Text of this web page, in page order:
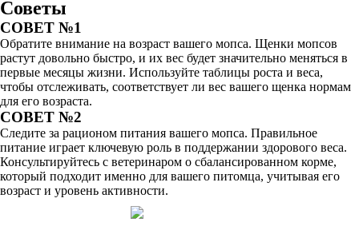
Советы
СОВЕТ №1
Обратите внимание на возраст вашего мопса. Щенки мопсов
растут довольно быстро, и их вес будет значительно меняться в
первые месяцы жизни. Используйте таблицы роста и веса,
чтобы отслеживать, соответствует ли вес вашего щенка нормам
для его возраста.
СОВЕТ №2
Следите за рационом питания вашего мопса. Правильное
питание играет ключевую роль в поддержании здорового веса.
Консультируйтесь с ветеринаром о сбалансированном корме,
который подходит именно для вашего питомца, учитывая его
возраст и уровень активности.